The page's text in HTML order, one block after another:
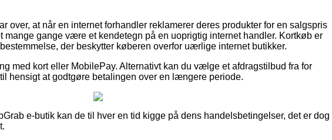
over, at når en internet forhandler reklamerer deres produkter for en salgspris
mange gange være et kendetegn på en uoprigtig internet handler. Kortkøb er
der beskytter køberen overfor uærlige internet butikker.
med kort eller MobilePay. Alternativt kan du vælge et afdragstilbud fra for
hensigt at godtgøre betalingen over en længere periode.
e-butik kan de til hver en tid kigge på dens handelsbetingelser, det er dog